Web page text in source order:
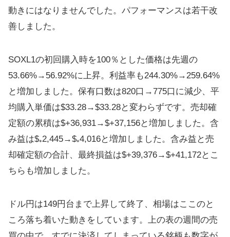
動きにはなりませんでした。パフォーマンスは若干改
善しました。
SOXL1の初回購入時を100％とした価格は先週の
53.66%→56.92%に上昇。利益率も244.30%→259.64%
と増加しました。保有口数は820口→775口に減少、平
均購入単価は$33.28→$33.28と変わらずです。売却確
定額の累積は$+36,931→$+37,156と増加しました。含
み益は$₊2,445→$₊4,016と増加しました。含み益と売
却確定額の合計、最終損益は$+39,376→$+41,172とこ
ちらも増加しました。
ドル円は149円台まで上昇して終了、相場はここのと
ころ落ち着いた動きをしています。上の表の週間の売